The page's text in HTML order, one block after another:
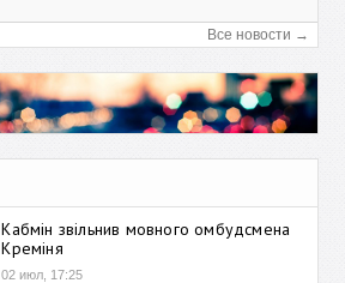
Все новости →
Кабмін звільнив мовного омбудсмена
Креміня
02 июл, 17:25